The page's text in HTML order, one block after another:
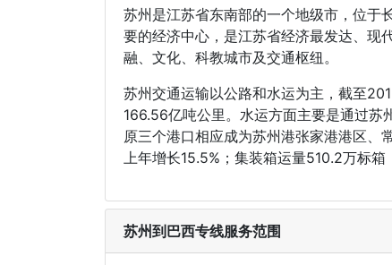
苏州是江苏省东南部的一个地级市，位于
要的经济中心，是江苏省经济最发达、现
融、文化、科教城市及交通枢纽。
苏州交通运输以公路和水运为主，截至
166.56亿吨公里。水运方面主要是通过苏
原三个港口相应成为苏州港张家港港区、
上年增长15.5%；集装箱运量510.2万标
苏州到巴西专线服务范围